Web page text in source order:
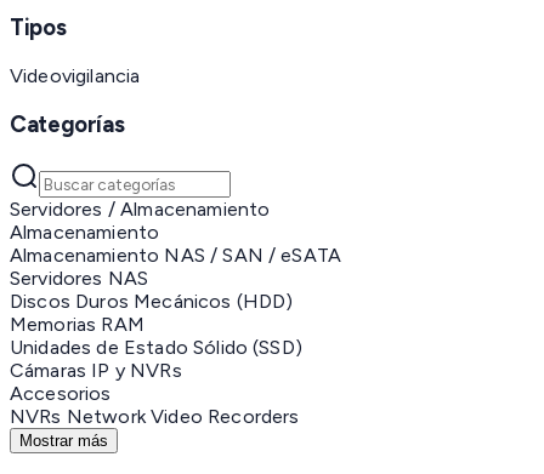
Tipos
Videovigilancia
Categorías
Servidores / Almacenamiento
Almacenamiento
Almacenamiento NAS / SAN / eSATA
Servidores NAS
Discos Duros Mecánicos (HDD)
Memorias RAM
Unidades de Estado Sólido (SSD)
Cámaras IP y NVRs
Accesorios
NVRs Network Video Recorders
Mostrar más